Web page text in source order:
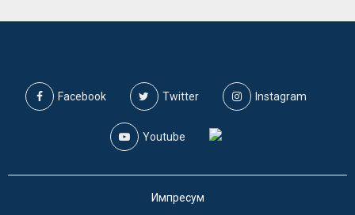
Facebook Twitter Instagram
Youtube
Импресум